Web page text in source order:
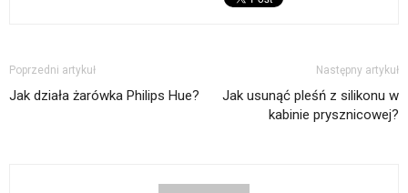
Poprzedni artykuł
Jak działa żarówka Philips Hue?
Następny artykuł
Jak usunąć pleśń z silikonu w
kabinie prysznicowej?